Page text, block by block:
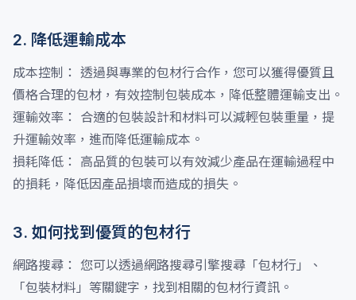
2. 降低運輸成本
成本控制： 透過與專業的包材行合作，您可以獲得優質且
價格合理的包材，有效控制包裝成本，降低整體運輸支出。
運輸效率： 合適的包裝設計和材料可以減輕包裝重量，提
升運輸效率，進而降低運輸成本。
損耗降低： 高品質的包裝可以有效減少產品在運輸過程中
的損耗，降低因產品損壞而造成的損失。
3. 如何找到優質的包材行
網路搜尋： 您可以透過網路搜尋引擎搜尋「包材行」、
「包裝材料」等關鍵字，找到相關的包材行資訊。